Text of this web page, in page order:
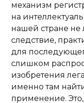
механизм
на
нашей стране не
следствие,
для
слишком
изобретения
именно там
применение. Это,